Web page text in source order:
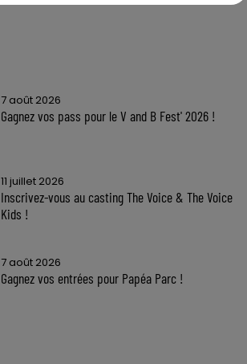
7 août 2026
Gagnez vos pass pour le V and B Fest' 2026 !
11 juillet 2026
Inscrivez-vous au casting The Voice & The Voice
Kids !
7 août 2026
Gagnez vos entrées pour Papéa Parc !